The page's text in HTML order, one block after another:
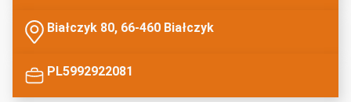
Białczyk 80, 66-460 Białczyk
PL5992922081